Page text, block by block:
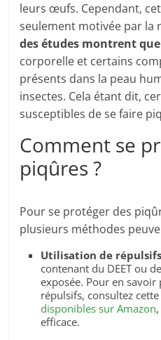
leurs œufs. Cependant,
seulement motivée par la
des études montrent que
corporelle et certains
présents dans la peau
insectes. Cela étant dit,
susceptibles de se faire
Comment se
piqûres ?
Pour se protéger des
plusieurs méthodes
Utilisation de répulsifs
contenant du DEET ou
exposée. Pour en
répulsifs, consultez
disponibles sur Amazon
efficace.